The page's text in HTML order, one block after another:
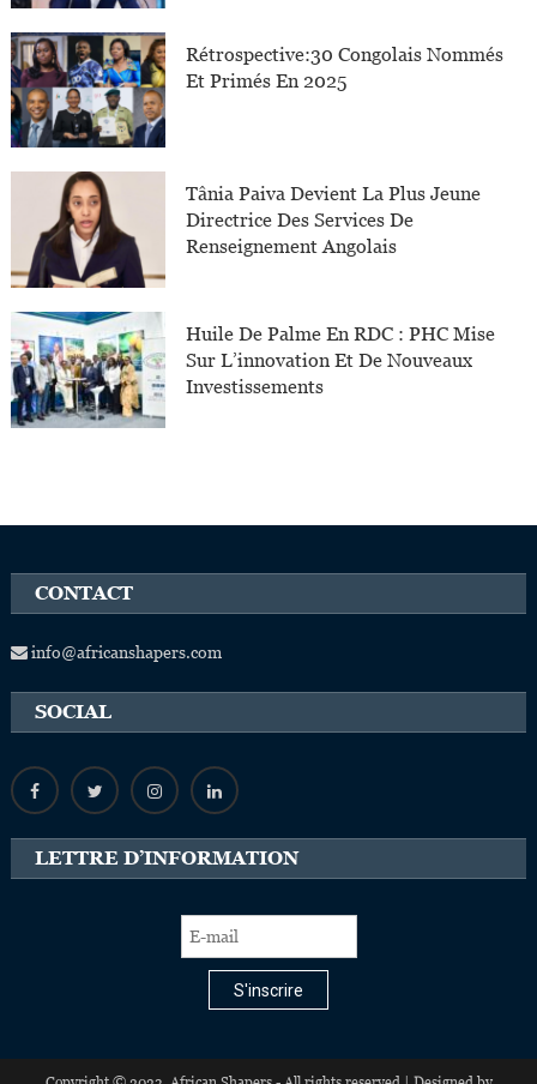
Rétrospective:30 Congolais Nommés
Et Primés En 2025
Tânia Paiva Devient La Plus Jeune
Directrice Des Services De
Renseignement Angolais
Huile De Palme En RDC : PHC Mise
Sur L’innovation Et De Nouveaux
Investissements
CONTACT
info@africanshapers.com
SOCIAL
LETTRE D’INFORMATION
S'inscrire